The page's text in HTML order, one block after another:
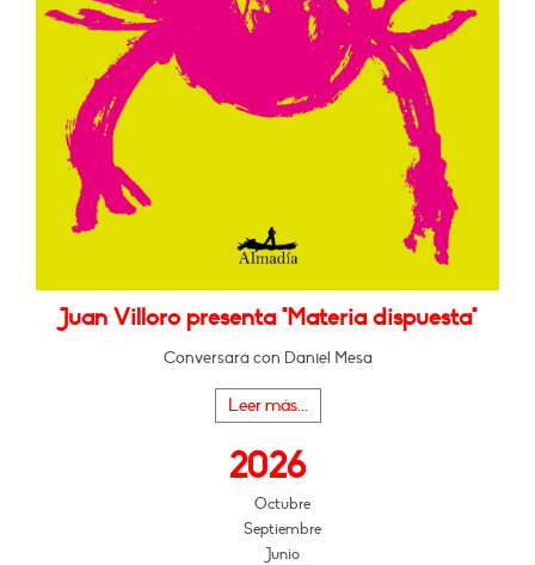
Juan Villoro presenta "Materia dispuesta"
Conversará con Daniel Mesa
Leer más...
2026
Octubre
Septiembre
Junio